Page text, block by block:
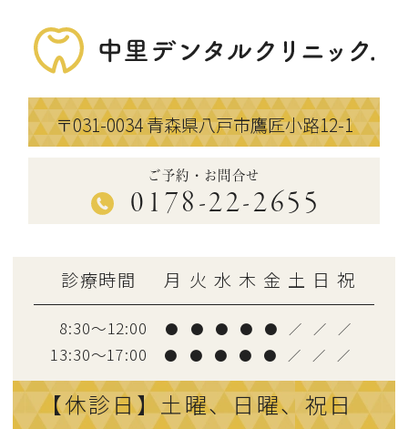
〒031-0034青森県八戸市鷹匠小路12-1
ご予約・お問合せ
0178-22-2655
診療時間 月 火 水 木 金 土 日 祝
8:30～12:00 ● ● ● ● ● ／ ／ ／
13:30〜17:00 ● ● ● ● ● ／ ／ ／
【休診日】土曜、日曜、祝日